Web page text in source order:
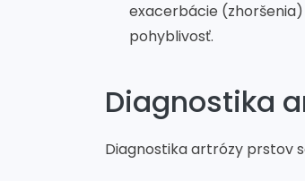
exacerbácie
pohyblivosť.
Diagnostika
Diagnostika artrózy prstov